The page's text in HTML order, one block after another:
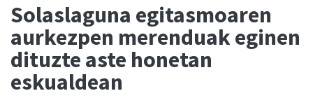
Solaslaguna egitasmoaren
aurkezpen merenduak eginen
dituzte aste honetan
eskualdean